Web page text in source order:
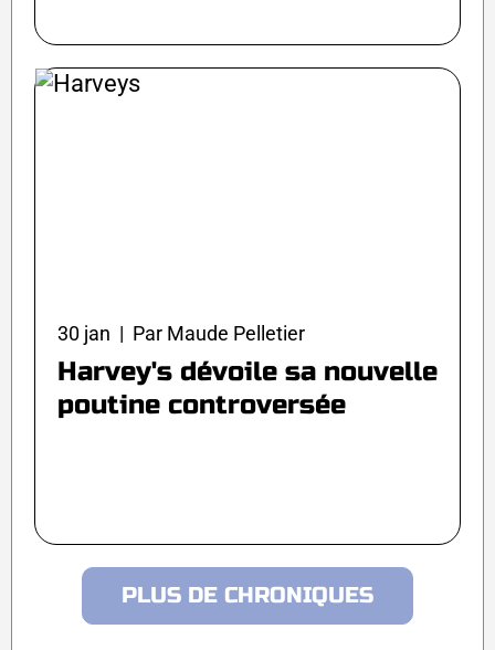
30 jan | Par Maude Pelletier
Harvey's dévoile sa nouvelle
poutine controversée
PLUS DE CHRONIQUES